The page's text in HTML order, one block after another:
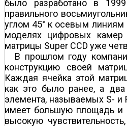
было разработано в
правильного
углом 45° к осевым
моделях цифровых камер
матрицы Super CCD уже
В прошлом году
конструкцию своей
Каждая ячейка этой
как это было ранее, а два
элемента, называемых S- и
имеет большую площадь и
высокую